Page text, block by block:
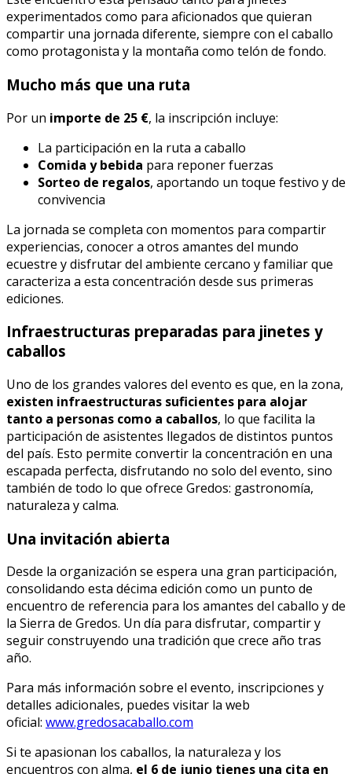
experimentados como para aficionados que quieran
compartir una jornada diferente, siempre con el caballo
como protagonista y la montaña como telón de fondo.
Mucho más que una ruta
Por un importe de 25 €, la inscripción incluye:
La participación en la ruta a caballo
Comida y bebida para reponer fuerzas
Sorteo de regalos, aportando un toque festivo y de
convivencia
La jornada se completa con momentos para compartir
experiencias, conocer a otros amantes del mundo
ecuestre y disfrutar del ambiente cercano y familiar que
caracteriza a esta concentración desde sus primeras
ediciones.
Infraestructuras preparadas para jinetes y
caballos
Uno de los grandes valores del evento es que, en la zona,
existen infraestructuras suficientes para alojar
tanto a personas como a caballos, lo que facilita la
participación de asistentes llegados de distintos puntos
del país. Esto permite convertir la concentración en una
escapada perfecta, disfrutando no solo del evento, sino
también de todo lo que ofrece Gredos: gastronomía,
naturaleza y calma.
Una invitación abierta
Desde la organización se espera una gran participación,
consolidando esta décima edición como un punto de
encuentro de referencia para los amantes del caballo y de
la Sierra de Gredos. Un día para disfrutar, compartir y
seguir construyendo una tradición que crece año tras
año.
Para más información sobre el evento, inscripciones y
detalles adicionales, puedes visitar la web
oficial: www.gredosacaballo.com
Si te apasionan los caballos, la naturaleza y los
encuentros con alma, el 6 de junio tienes una cita en